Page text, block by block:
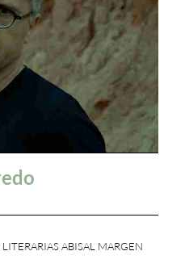
ABISAL MARGEN